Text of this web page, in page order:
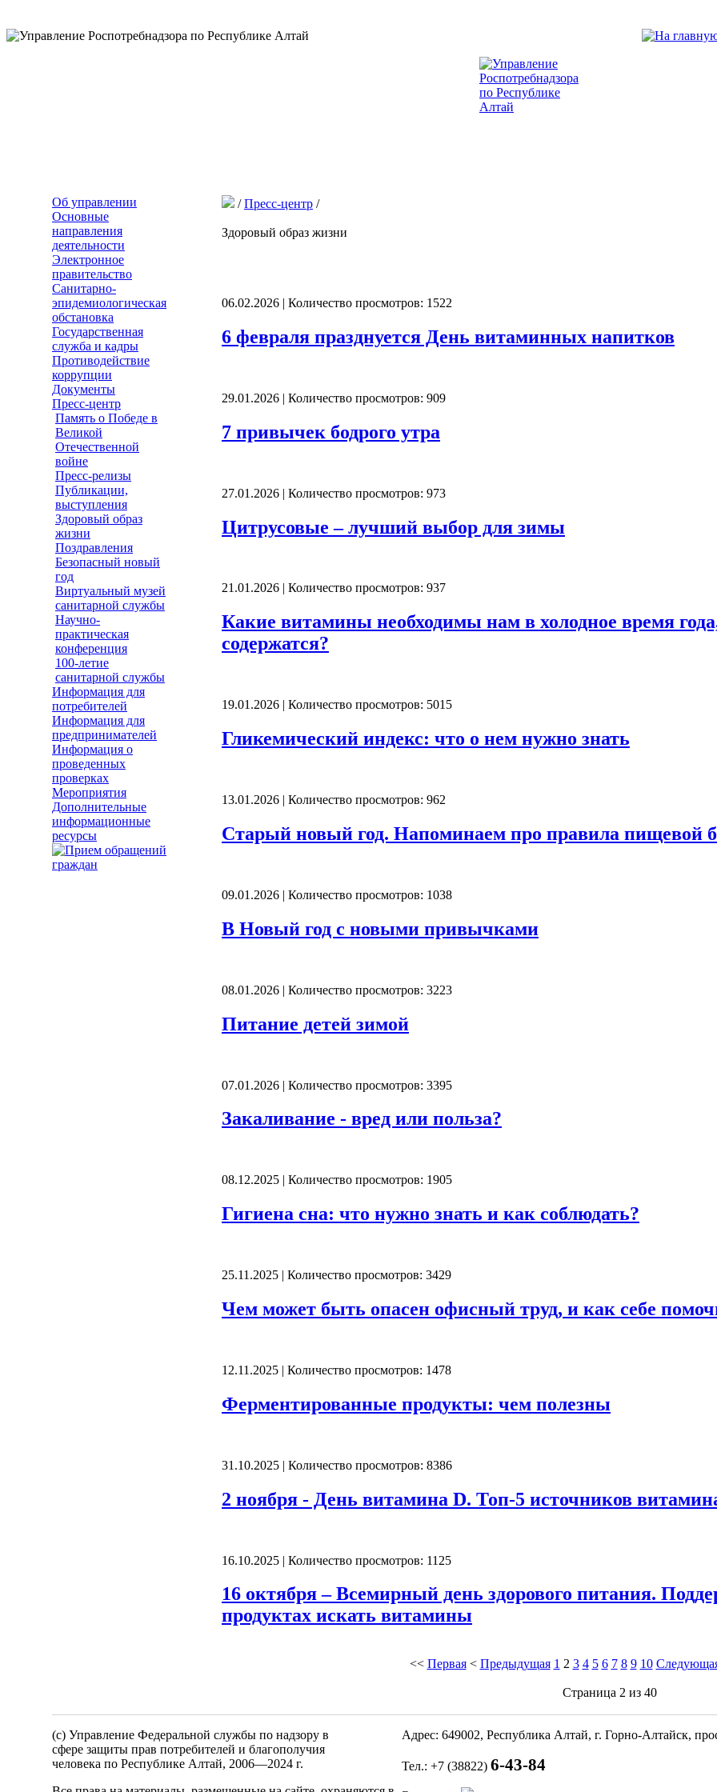
Об управлении
Основные
направления
деятельности
Электронное
правительство
Санитарно-
эпидемиологическая
обстановка
Государственная
служба и кадры
Противодействие
коррупции
Документы
Пресс-центр
Память о Победе в
Великой
Отечественной
войне
Пресс-релизы
Публикации,
выступления
Здоровый образ
жизни
Поздравления
Безопасный новый
год
Виртуальный музей
санитарной службы
Научно-
практическая
конференция
100-летие
санитарной службы
Информация для
потребителей
Информация для
предпринимателей
Информация о
проведенных
проверках
Мероприятия
Дополнительные
информационные
ресурсы
/Пресс-центр /
Здоровый образ жизни
06.02.2026 | Количество просмотров: 1522
6 февраля празднуется День витаминных напитков
29.01.2026 | Количество просмотров: 909
7 привычек бодрого утра
27.01.2026 | Количество просмотров: 973
Цитрусовые – лучший выбор для зимы
21.01.2026 | Количество просмотров: 937
Какие витамины необходимы нам в холодное время
содержатся?
19.01.2026 | Количество просмотров: 5015
Гликемический индекс: что о нем нужно знать
13.01.2026 | Количество просмотров: 962
Старый новый год. Напоминаем про правила пищевой
09.01.2026 | Количество просмотров: 1038
В Новый год с новыми привычками
08.01.2026 | Количество просмотров: 3223
Питание детей зимой
07.01.2026 | Количество просмотров: 3395
Закаливание - вред или польза?
08.12.2025 | Количество просмотров: 1905
Гигиена сна: что нужно знать и как соблюдать?
25.11.2025 | Количество просмотров: 3429
Чем может быть опасен офисный труд, и как себе
12.11.2025 | Количество просмотров: 1478
Ферментированные продукты: чем полезны
31.10.2025 | Количество просмотров: 8386
2 ноября - День витамина D. Топ-5 источников
16.10.2025 | Количество просмотров: 1125
16 октября – Всемирный день здорового питания.
продуктах искать витамины
<< Первая< Предыдущая 1 2 3 4 5 6 7 8 9 10
Страница 2 из 40
(c) Управление Федеральной службы по надзору в
сфере защиты прав потребителей и благополучия
человека по Республике Алтай, 2006—2024 г.
Адрес: 649002, Республика Алтай, г. Горно-Алтайск,
Тел.: +7 (38822) 6-43-84